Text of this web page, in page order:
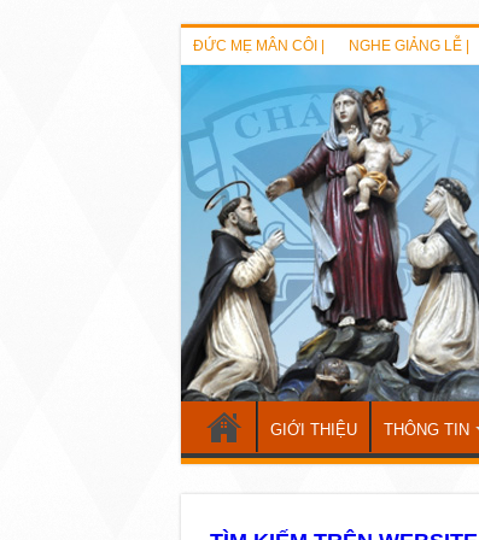
ĐỨC MẸ MÂN CÔI | NGHE GIẢNG LỄ |
GIỚI THIỆU THÔNG TIN